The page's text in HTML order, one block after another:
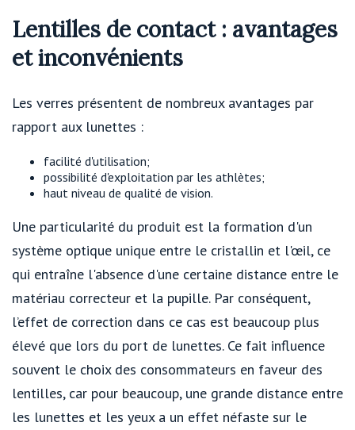
Lentilles de contact : avantages
et inconvénients
Les verres présentent de nombreux avantages par
rapport aux lunettes :
facilité d'utilisation;
possibilité d'exploitation par les athlètes;
haut niveau de qualité de vision.
Une particularité du produit est la formation d'un
système optique unique entre le cristallin et l'œil, ce
qui entraîne l'absence d'une certaine distance entre le
matériau correcteur et la pupille. Par conséquent,
l’effet de correction dans ce cas est beaucoup plus
élevé que lors du port de lunettes. Ce fait influence
souvent le choix des consommateurs en faveur des
lentilles, car pour beaucoup, une grande distance entre
les lunettes et les yeux a un effet néfaste sur le